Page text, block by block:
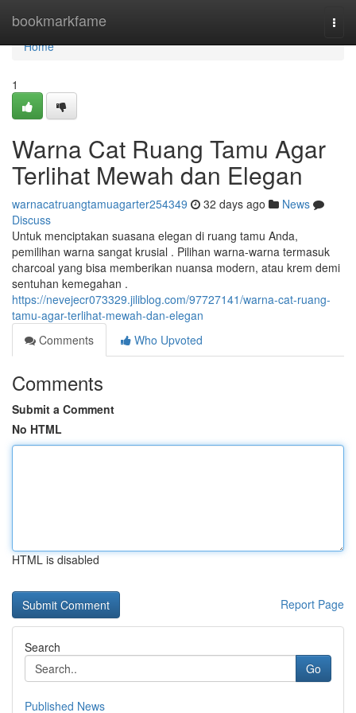
bookmarkfame
Home
Home
1
Warna Cat Ruang Tamu Agar
Terlihat Mewah dan Elegan
warnacatruangtamuagarter254349 32 days ago
News
Discuss
Untuk menciptakan suasana elegan di ruang tamu Anda,
pemilihan warna sangat krusial . Pilihan warna-warna termasuk
charcoal yang bisa memberikan nuansa modern, atau krem demi
sentuhan kemegahan .
https://nevejecr073329.jiliblog.com/97727141/warna-cat-ruang-
tamu-agar-terlihat-mewah-dan-elegan
Comments
Who Upvoted
Comments
Submit a Comment
No HTML
HTML is disabled
Report Page
Search
Go
Published News